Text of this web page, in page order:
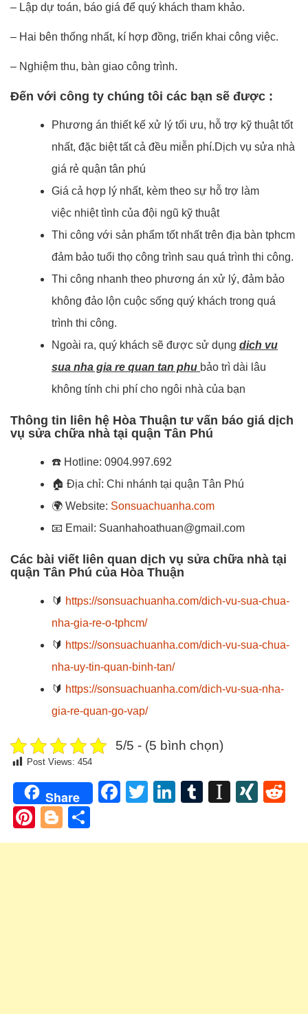
– Lập dự toán, báo giá để quý khách tham khảo.
– Hai bên thống nhất, kí hợp đồng, triển khai công việc.
– Nghiệm thu, bàn giao công trình.
Đến với công ty chúng tôi các bạn sẽ được :
Phương án thiết kế xử lý tối ưu, hỗ trợ kỹ thuật tốt
nhất, đặc biệt tất cả đều miễn phí.Dịch vụ sửa nhà
giá rẻ quận tân phú
Giá cả hợp lý nhất, kèm theo sự hỗ trợ làm
việc nhiệt tình của đội ngũ kỹ thuật
Thi công với sản phẩm tốt nhất trên địa bàn tphcm
đảm bảo tuổi thọ công trình sau quá trình thi công.
Thi công nhanh theo phương án xử lý, đảm bảo
không đảo lộn cuộc sống quý khách trong quá
trình thi công.
Ngoài ra, quý khách sẽ được sử dụng dich vu
sua nha gia re quan tan phu bảo trì dài lâu
không tính chi phí cho ngôi nhà của bạn
Thông tin liên hệ Hòa Thuận tư vấn báo giá dịch
vụ sửa chữa nhà tại quận Tân Phú
☎️ Hotline: 0904.997.692
🏠 Địa chỉ: Chi nhánh tại quận Tân Phú
🌍 Website: Sonsuachuanha.com
📧 Email: Suanhahoathuan@gmail.com
Các bài viết liên quan dịch vụ sửa chữa nhà tại
quận Tân Phú của Hòa Thuận
🔰 https://sonsuachuanha.com/dich-vu-sua-chua-
nha-gia-re-o-tphcm/
🔰 https://sonsuachuanha.com/dich-vu-sua-chua-
nha-uy-tin-quan-binh-tan/
🔰 https://sonsuachuanha.com/dich-vu-sua-nha-
gia-re-quan-go-vap/
5/5 - (5 bình chọn)
Post Views: 454
Share Facebook
TwitterLinkedIn
Tumblr
Pinterest
Blogger